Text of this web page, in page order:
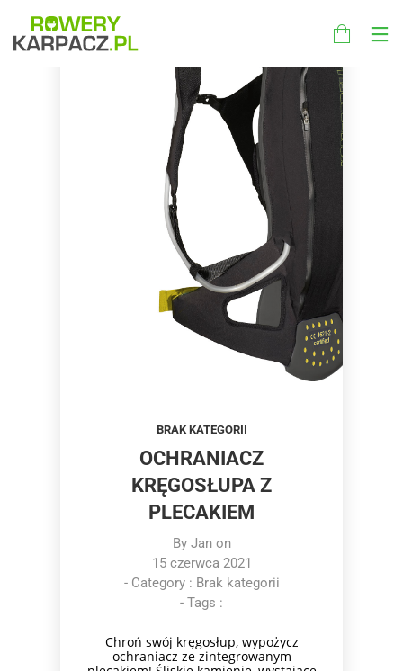
BRAK KATEGORII
OCHRANIACZ
KRĘGOSŁUPA Z
PLECAKIEM
By Janon
15 czerwca 2021
- Category : Brak kategorii
- Tags :
Chroń swój kręgosłup, wypożycz
ochraniacz ze zintegrowanym